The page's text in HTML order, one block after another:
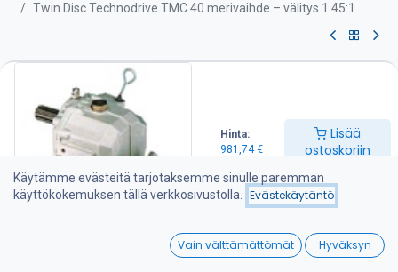
Hinta:
981,74€
Lisää
ostoskoriin
Wishlist
Twin Disc Technodrive TMC 40 merivaihde – välitys 1.45:1
Twin Disc Technodrive TMC 40
merivaihde – välitys 1.45:1
TWIN DISC Technodrive merivaihteet valmistetaan amerikkalaisen
Twin Disc Technodrive S.R.L. tehtaalla Italiassa. Tehdas on
erikoistunut mekaanisten ja hydraulisten merivaihteiden lisäksi
erilaisiin teollisuuskytkimiin ja vaihteisiin joita tehdas toimittaa
moniin Euroopan ja Amerikan maihin. Lisää tietoa tehtaasta
Sopii myös Vetus Diesel, Beta Marin, Lomabardini
Käytämme evästeitä tarjotaksemme sinulle paremman
käyttökokemuksen tällä verkkosivustolla.
Evästekäytäntö
Vain välttämättömät Hyväksyn